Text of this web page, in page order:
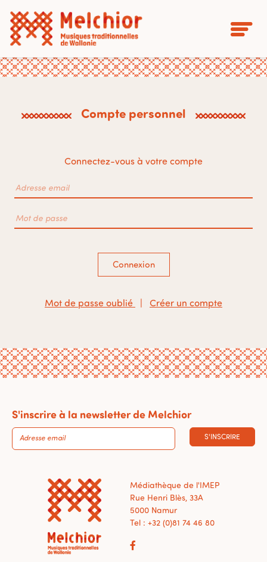
Compte personnel
Connectez-vous à votre compte
Connexion
Mot de passe oublié Créer un compte
S'inscrire à la newsletter de Melchior
S'INSCRIRE
Médiathèque de l'IMEP
Rue Henri Blès, 33A
5000 Namur
Tel : +32 (0)81 74 46 80